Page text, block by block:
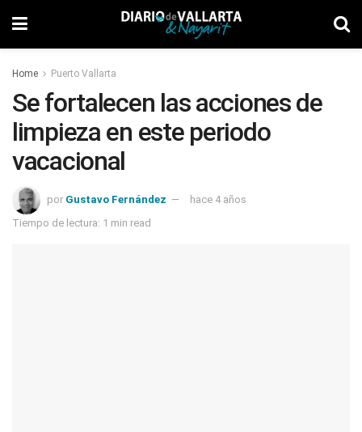
Home Puerto Vallarta
Se fortalecen las acciones de
limpieza en este periodo
vacacional
por Gustavo Fernández
hace 4 años
Tiempo de lectura: 1 min read